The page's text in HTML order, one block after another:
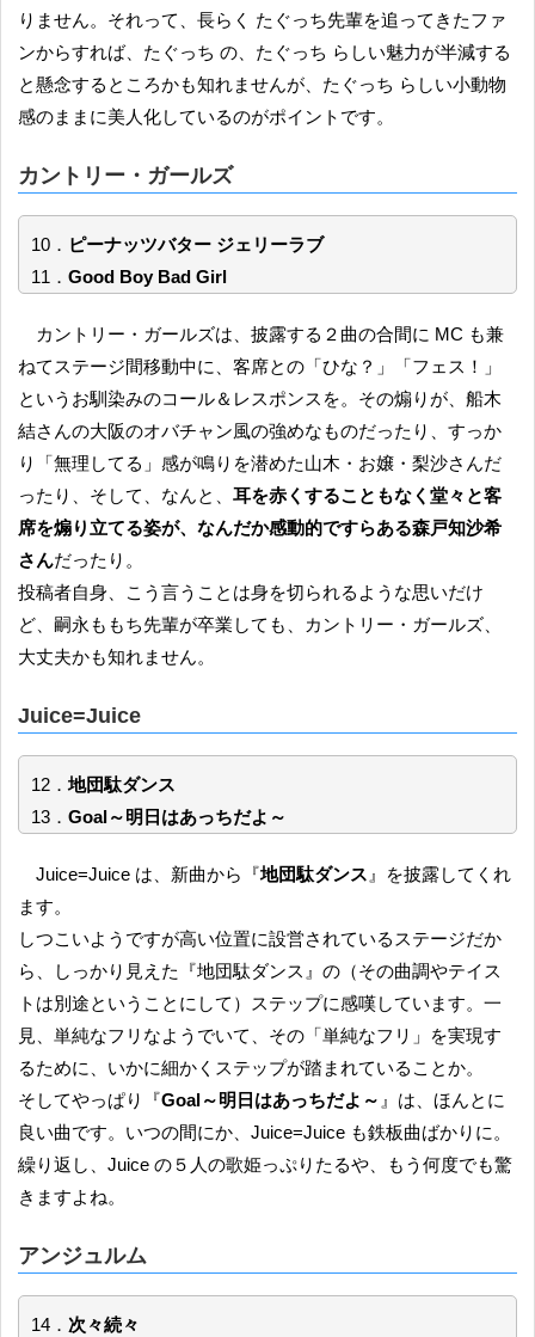
りません。それって、長らく たぐっち先輩を追ってきたファ
ンからすれば、たぐっち の、たぐっち らしい魅力が半減する
と懸念するところかも知れませんが、たぐっち らしい小動物
感のままに美人化しているのがポイントです。
カントリー・ガールズ
10． ピーナッツバター ジェリーラブ
11． Good Boy Bad Girl
カントリー・ガールズは、披露する２曲の合間に MC も兼
ねてステージ間移動中に、客席との「ひな？」「フェス！」
というお馴染みのコール＆レスポンスを。その煽りが、船木
結さんの大阪のオバチャン風の強めなものだったり、すっか
り「無理してる」感が鳴りを潜めた山木・お嬢・梨沙さんだ
ったり、そして、なんと、 耳を赤くすることもなく堂々と客
席を煽り立てる姿が、なんだか感動的ですらある森戸知沙希
さんだったり。
投稿者自身、こう言うことは身を切られるような思いだけ
ど、嗣永ももち先輩が卒業しても、カントリー・ガールズ、
大丈夫かも知れません。
Juice=Juice
12．地団駄ダンス
13． Goal～明日はあっちだよ～
Juice=Juice は、新曲から『地団駄ダンス 』を披露してくれ
ます。
しつこいようですが高い位置に設営されているステージだか
ら、しっかり見えた『地団駄ダンス』の（その曲調やテイス
トは別途ということにして）ステップに感嘆しています。一
見、単純なフリなようでいて、その「単純なフリ」を実現す
るために、いかに細かくステップが踏まれていることか。
そしてやっぱり『Goal～明日はあっちだよ～ 』は、ほんとに
良い曲です。いつの間にか、Juice=Juice も鉄板曲ばかりに。
繰り返し、Juice の５人の歌姫っぷりたるや、もう何度でも驚
きますよね。
アンジュルム
14． 次々続々